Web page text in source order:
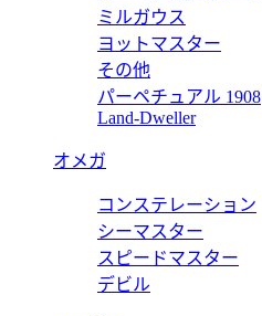
ミルガウス
ヨットマスター
その他
パーペチュアル 1908
Land-Dweller
オメガ
コンステレーション
シーマスター
スピードマスター
デビル